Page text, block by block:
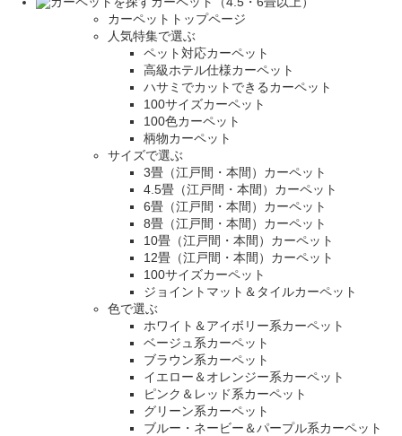
カーペットトップページ
人気特集で選ぶ
ペット対応カーペット
高級ホテル仕様カーペット
ハサミでカットできるカーペット
100サイズカーペット
100色カーペット
柄物カーペット
サイズで選ぶ
3畳（江戸間・本間）カーペット
4.5畳（江戸間・本間）カーペット
6畳（江戸間・本間）カーペット
8畳（江戸間・本間）カーペット
10畳（江戸間・本間）カーペット
12畳（江戸間・本間）カーペット
100サイズカーペット
ジョイントマット＆タイルカーペット
色で選ぶ
ホワイト＆アイボリー系カーペット
ベージュ系カーペット
ブラウン系カーペット
イエロー＆オレンジー系カーペット
ピンク＆レッド系カーペット
グリーン系カーペット
ブルー・ネービー＆パープル系カーペット